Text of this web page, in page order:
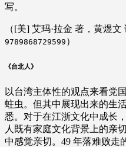
写。
（[美] 艾玛·拉金 著，黄煜文
9789868729599 ）
《台北人》
以台湾主体性的观点来看党
蛀虫。但其中展现出来的生
悉。对于在江浙文化中成长
人既有家庭文化背景上的亲
中感觉亲切。49 年落难败走